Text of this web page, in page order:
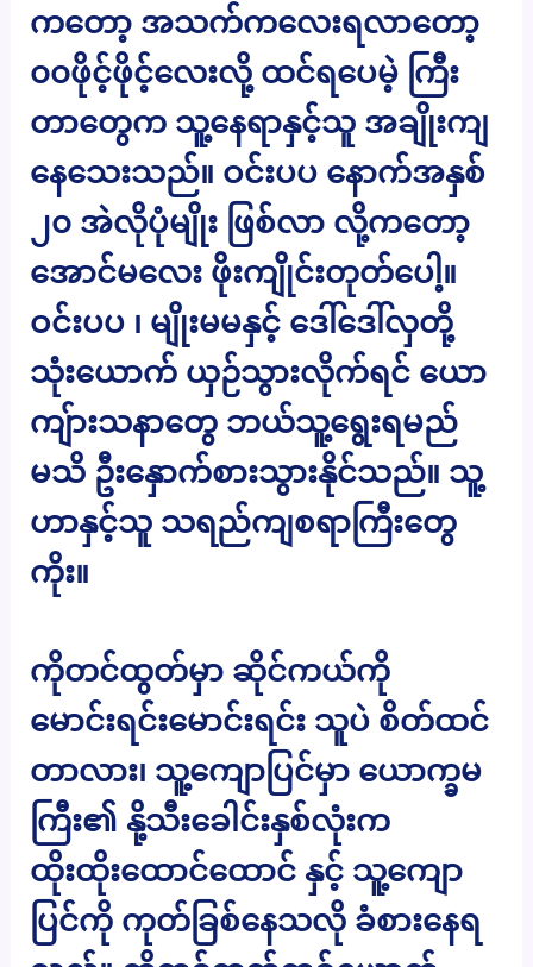
ကတော့ အသက်ကလေးရလာတော့
၀၀ဖိုင့်ဖိုင့်လေးလို့ ထင်ရပေမဲ့ ကြီး
တာတွေက သူ့နေရာနှင့်သူ အချိုးကျ
နေသေးသည်။ ဝင်းပပ နောက်အနှစ်
၂၀ အဲလိုပုံမျိုး ဖြစ်လာ လို့ကတော့
အောင်မလေး ဖိုးကျိုင်းတုတ်ပေါ့။
ဝင်းပပ ၊ မျိုးမမနှင့် ဒေါ်ဒေါ်လှတို့
သုံးယောက် ယှဉ်သွားလိုက်ရင် ယော
ကျ်ားသနာတွေ ဘယ်သူ့ရွေးရမည်
မသိ ဦးနှောက်စားသွားနိုင်သည်။ သူ့
ဟာနှင့်သူ သရည်ကျစရာကြီးတွေ
ကိုး။
ကိုတင်ထွတ်မှာ ဆိုင်ကယ်ကို
မောင်းရင်းမောင်းရင်း သူပဲ စိတ်ထင်
တာလား၊ သူ့ကျောပြင်မှာ ယောက္ခမ
ကြီး၏ နို့သီးခေါင်းနှစ်လုံးက
ထိုးထိုးထောင်ထောင် နှင့် သူ့ကျော
ပြင်ကို ကုတ်ခြစ်နေသလို ခံစားနေရ